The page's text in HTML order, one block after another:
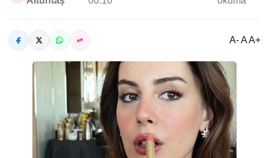
A- A A+